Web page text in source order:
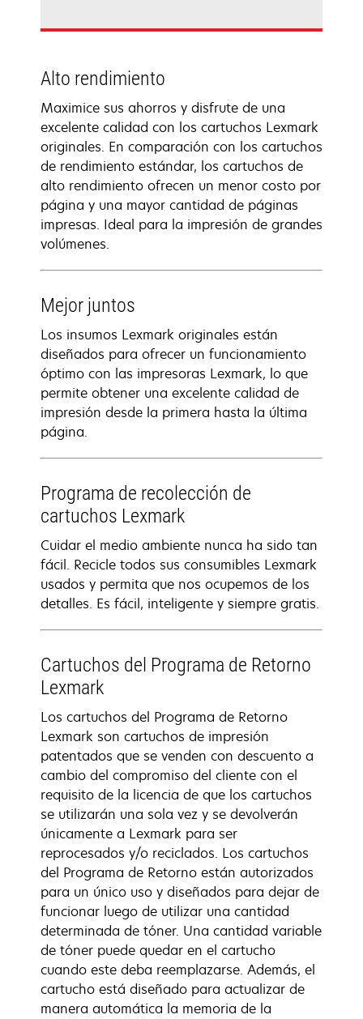
Alto rendimiento
Maximice sus ahorros y disfrute de una
excelente calidad con los cartuchos Lexmark
originales. En comparación con los cartuchos
de rendimiento estándar, los cartuchos de
alto rendimiento ofrecen un menor costo por
página y una mayor cantidad de páginas
impresas. Ideal para la impresión de grandes
volúmenes.
Mejor juntos
Los insumos Lexmark originales están
diseñados para ofrecer un funcionamiento
óptimo con las impresoras Lexmark, lo que
permite obtener una excelente calidad de
impresión desde la primera hasta la última
página.
Programa de recolección de
cartuchos Lexmark
Cuidar el medio ambiente nunca ha sido tan
fácil. Recicle todos sus consumibles Lexmark
usados y permita que nos ocupemos de los
detalles. Es fácil, inteligente y siempre gratis.
Cartuchos del Programa de Retorno
Lexmark
Los cartuchos del Programa de Retorno
Lexmark son cartuchos de impresión
patentados que se venden con descuento a
cambio del compromiso del cliente con el
requisito de la licencia de que los cartuchos
se utilizarán una sola vez y se devolverán
únicamente a Lexmark para ser
reprocesados y/o reciclados. Los cartuchos
del Programa de Retorno están autorizados
para un único uso y diseñados para dejar de
funcionar luego de utilizar una cantidad
determinada de tóner. Una cantidad variable
de tóner puede quedar en el cartucho
cuando este deba reemplazarse. Además, el
cartucho está diseñado para actualizar de
manera automática la memoria de la